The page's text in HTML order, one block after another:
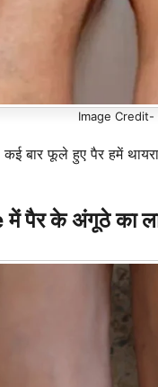
Image Credit-
बार फूले हुए पैर हमें
के अंगूठे का लाल